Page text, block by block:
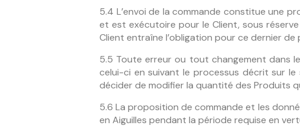
5.4 L’envoi de la commande constitue une
et est exécutoire pour le Client, sous
Client entraîne l’obligation pour ce dernier
5.5 Toute erreur ou tout changement dans
celui-ci en suivant le processus décrit sur
décider de modifier la quantité des Produits
5.6 La proposition de commande et les
en Aiguilles pendant la période requise en